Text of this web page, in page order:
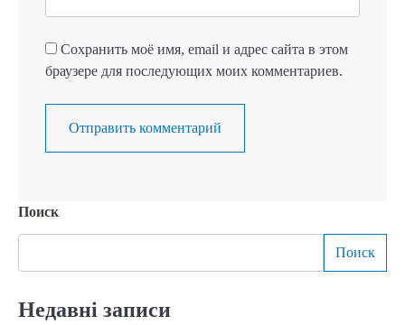
Сохранить моё имя, email и адрес сайта в этом
браузере для последующих моих комментариев.
Поиск
Поиск
Недавні записи